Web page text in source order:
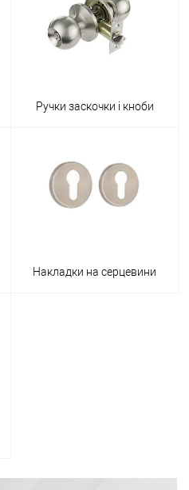
Ручки заскочки і кноби
Накладки на серцевини